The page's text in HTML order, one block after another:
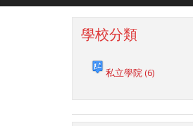
學校分類
私立學院(6)